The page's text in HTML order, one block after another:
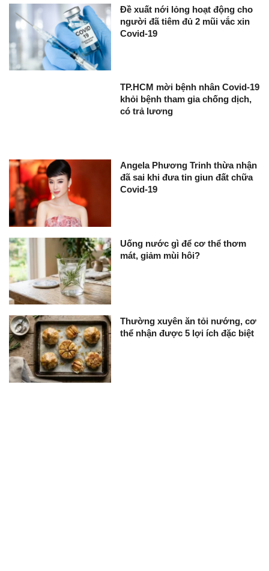
Đề xuất nới lỏng hoạt động cho
người đã tiêm đủ 2 mũi vắc xin
Covid-19
TP.HCM mời bệnh nhân Covid-19
khỏi bệnh tham gia chống dịch,
có trả lương
Angela Phương Trinh thừa nhận
đã sai khi đưa tin giun đất chữa
Covid-19
Uống nước gì để cơ thể thơm
mát, giảm mùi hôi?
Thường xuyên ăn tỏi nướng, cơ
thể nhận được 5 lợi ích đặc biệt